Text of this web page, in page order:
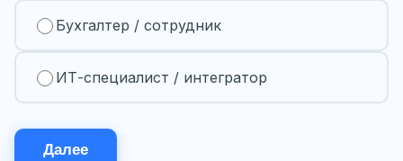
Бухгалтер / сотрудник
ИТ-специалист / интегратор
Далее